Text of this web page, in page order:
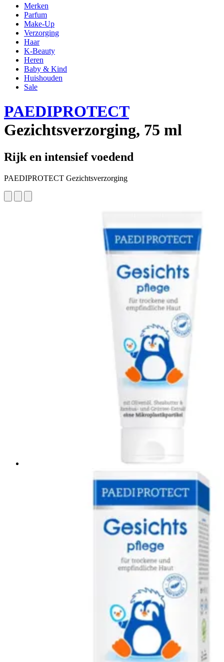
Merken
Parfum
Make-Up
Verzorging
Haar
K-Beauty
Heren
Baby & Kind
Huishouden
Sale
PAEDIPROTECT
Gezichtsverzorging, 75 ml
Rijk en intensief voedend
PAEDIPROTECT Gezichtsverzorging